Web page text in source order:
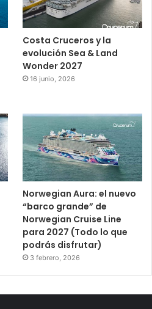
Costa Cruceros y la
evolución Sea & Land
Wonder 2027
16 junio, 2026
Norwegian Aura: el nuevo
“barco grande” de
Norwegian Cruise Line
para 2027 (Todo lo que
podrás disfrutar)
3 febrero, 2026